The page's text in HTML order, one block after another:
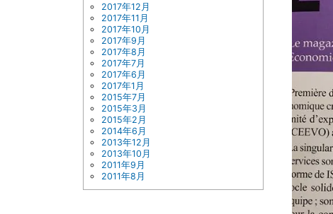
2017年12月
2017年11月
2017年10月
2017年9月
2017年8月
2017年7月
2017年6月
2017年1月
2015年7月
2015年3月
2015年2月
2014年6月
2013年12月
2013年10月
2011年9月
2011年8月